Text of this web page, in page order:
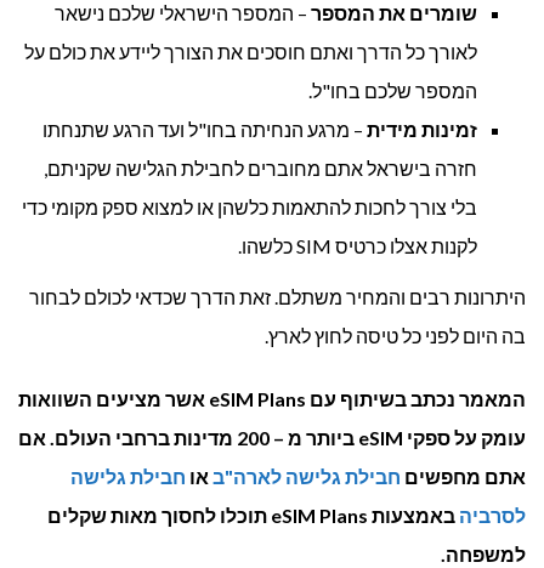
שומרים את המספר – המספר הישראלי שלכם נישאר
לאורך כל הדרך ואתם חוסכים את הצורך ליידע את כולם על
המספר שלכם בחו"ל.
זמינות מידית – מרגע הנחיתה בחו"ל ועד הרגע שתנחתו
חזרה בישראל אתם מחוברים לחבילת הגלישה שקניתם,
בלי צורך לחכות להתאמות כלשהן או למצוא ספק מקומי כדי
לקנות אצלו כרטיס SIM כלשהו.
היתרונות רבים והמחיר משתלם. זאת הדרך שכדאי לכולם לבחור
בה היום לפני כל טיסה לחוץ לארץ.
המאמר נכתב בשיתוף עם eSIM Plans אשר מציעים השוואות
עומק על ספקי eSIM ביותר מ – 200 מדינות ברחבי העולם. אם
אתם מחפשים חבילת גלישה לארה"ב או חבילת גלישה
לסרביה
באמצעות eSIM Plans תוכלו לחסוך מאות שקלים
למשפחה.